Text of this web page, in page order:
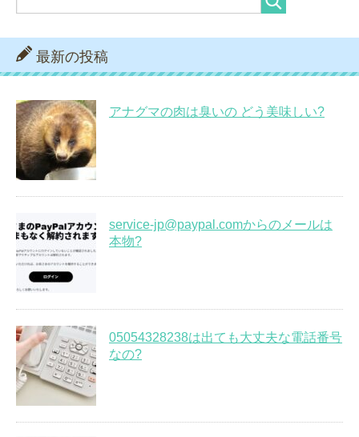
最新の投稿
アナグマの肉は臭いの どう美味しい?
service-jp@paypal.comからのメールは
本物?
05054328238は出ても大丈夫な電話番号
なの?